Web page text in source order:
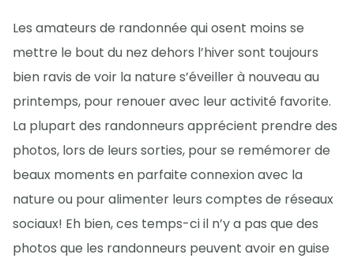
Les amateurs de randonnée qui osent moins se
mettre le bout du nez dehors l’hiver sont toujours
bien ravis de voir la nature s’éveiller à nouveau au
printemps, pour renouer avec leur activité favorite.
La plupart des randonneurs apprécient prendre des
photos, lors de leurs sorties, pour se remémorer de
beaux moments en parfaite connexion avec la
nature ou pour alimenter leurs comptes de réseaux
sociaux! Eh bien, ces temps-ci il n’y a pas que des
photos que les randonneurs peuvent avoir en guise